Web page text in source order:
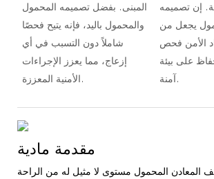
المبنى. بفضل تصميمه المحمول
والمحمول باليد، فإنه يتيح فحصًا
شاملاً دون التسبب في أي
إزعاج، مما يعزز الإجراءات
الأمنية المعززة.
إن تصميمه
يجعل من
الأمن فحص
على بيئة
آمنة.
مقدمة مادية
المعادن المحمول مستوى لا مثيل له من الراحة